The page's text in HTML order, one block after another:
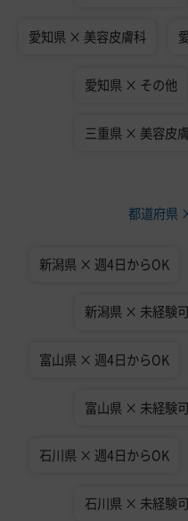
愛知県 × 美容皮膚科
愛知県 × その他
三重県 × 美容皮
都道府県
新潟県 × 週4日からOK
新潟県 × 未経験可
富山県 × 週4日からOK
富山県 × 未経験可
石川県 × 週4日からOK
石川県 × 未経験可